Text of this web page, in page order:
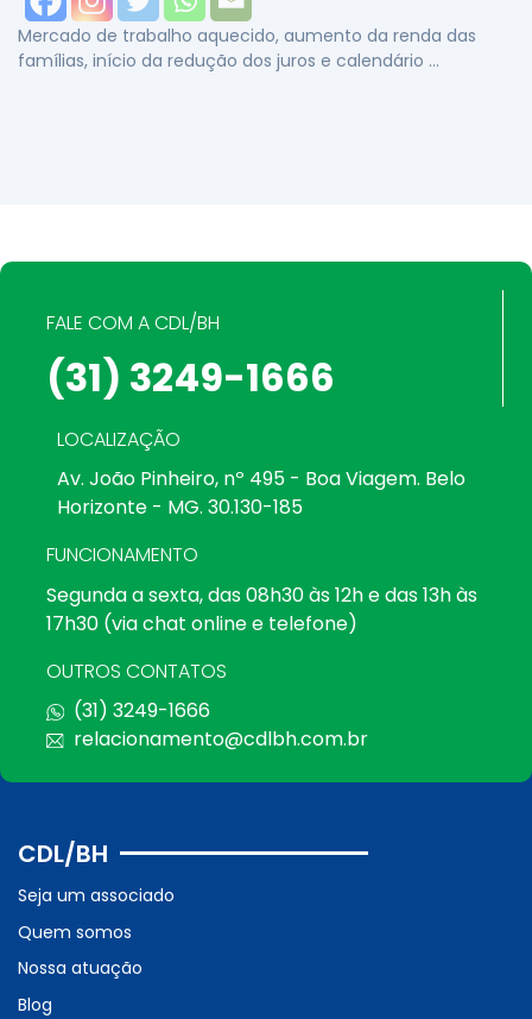
Mercado de trabalho aquecido, aumento da renda das
famílias, início da redução dos juros e calendário …
FALE COM A CDL/BH
(31) 3249-1666
LOCALIZAÇÃO
Av. João Pinheiro, nº 495 - Boa Viagem. Belo
Horizonte - MG. 30.130-185
FUNCIONAMENTO
Segunda a sexta, das 08h30 às 12h e das 13h às
17h30 (via chat online e telefone)
OUTROS CONTATOS
(31) 3249-1666
relacionamento@cdlbh.com.br
CDL/BH
Seja um associado
Quem somos
Nossa atuação
Blog